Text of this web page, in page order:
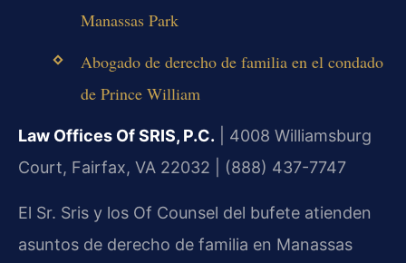
Manassas Park
Abogado de derecho de familia en el condado
de Prince William
Law Offices Of SRIS, P.C. | 4008 Williamsburg
Court, Fairfax, VA 22032 | (888) 437-7747
El Sr. Sris y los Of Counsel del bufete atienden
asuntos de derecho de familia en Manassas